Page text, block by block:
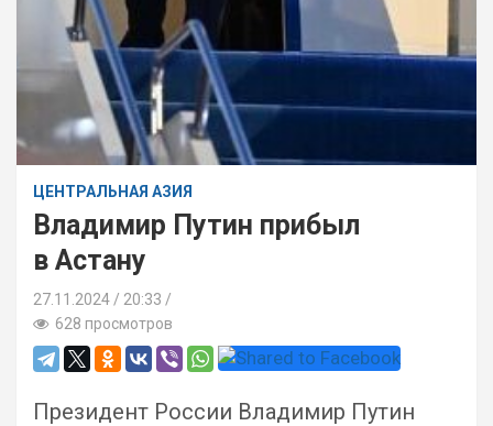
ЦЕНТРАЛЬНАЯ АЗИЯ
Владимир Путин прибыл
в Астану
27.11.2024
20:33 /
628 просмотров
Президент России Владимир Путин